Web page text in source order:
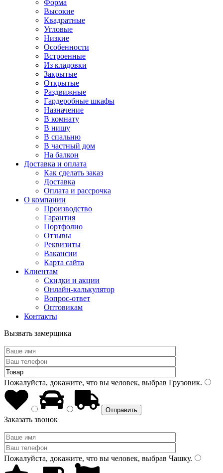
Форма
Высокие
Квадратные
Угловые
Низкие
Особенности
Встроенные
Из кладовки
Закрытые
Открытые
Раздвижные
Гардеробные шкафы
Назначение
В комнату
В нишу
В спальню
В частный дом
На балкон
Доставка и оплата
Как сделать заказ
Доставка
Оплата и рассрочка
О компании
Производство
Гарантия
Портфолио
Отзывы
Реквизиты
Вакансии
Карта сайта
Клиентам
Скидки и акции
Онлайн-калькулятор
Вопрос-ответ
Оптовикам
Контакты
Вызвать замерщика
Пожалуйста, докажите, что вы человек, выбрав Грузовик.
Заказать звонок
Пожалуйста, докажите, что вы человек, выбрав Чашку.